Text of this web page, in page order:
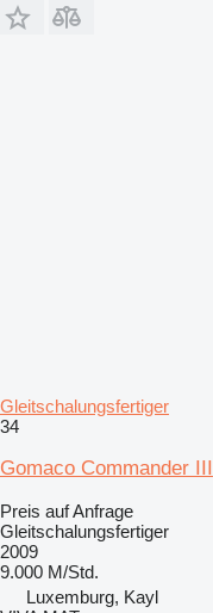
Gleitschalungsfertiger
34
Gomaco Commander III
Preis auf Anfrage
Gleitschalungsfertiger
2009
9.000 M/Std.
Luxemburg, Kayl